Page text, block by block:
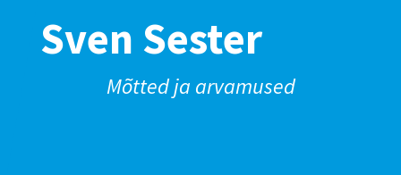
Sven Sester
Mõtted ja arvamused